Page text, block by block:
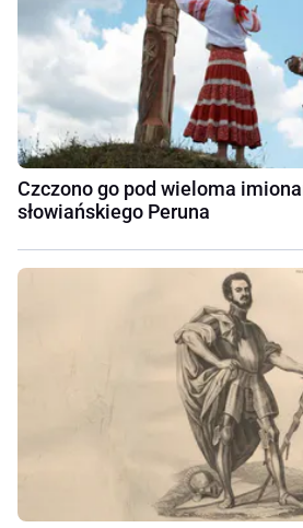
Czczono go pod wieloma
słowiańskiego Peruna